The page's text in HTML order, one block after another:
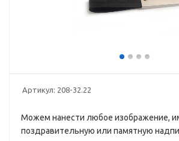
Артикул: 208-32.22
Можем нанести любое изображение,
поздравительную или памятную